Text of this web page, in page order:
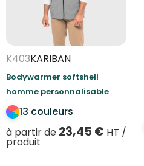
K403KARIBAN
Bodywarmer softshell
homme personnalisable
13 couleurs
à partir de 23,45 € HT /
produit